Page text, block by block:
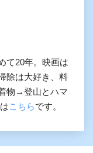
て20年。映画は
除は大好き、料
物→登山とハマ
こちらです。